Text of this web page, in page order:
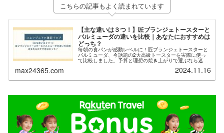
こちらの記事もよく読まれています
【主な違いは３つ！】匠ブランジェトースターと
バルミューダの違いを比較｜あなたにおすすめは
どっち？
毎朝の食パンが感動レベルに！匠ブランジェトースターと
バルミューダ、今話題の2大高級トースターを実際に使っ
て比較しました。予算と理想の焼き上がりで選ぶなら迷わ
ず匠ブランジェトースター。13,000円も安くてプロ級の仕
max24365.com 2024.11.16